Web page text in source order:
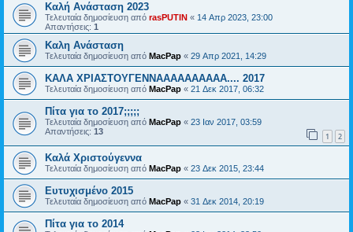
Καλή Ανάσταση 2023
Τελευταία δημοσίευση από rasPUTIN « 14 Απρ 2023, 23:00
Απαντήσεις: 1
Καλη Ανάσταση
Τελευταία δημοσίευση από MacPap « 29 Απρ 2021, 14:29
ΚΑΛΑ ΧΡΙΑΣΤΟΥΓΕΝΝΑΑΑΑΑΑΑΑΑΑ.... 2017
Τελευταία δημοσίευση από MacPap « 21 Δεκ 2017, 06:32
Πίτα για το 2017;;;;;
Τελευταία δημοσίευση από MacPap « 23 Ιαν 2017, 03:59
Απαντήσεις: 13 1 2
Καλά Χριστούγεννα
Τελευταία δημοσίευση από MacPap « 23 Δεκ 2015, 23:44
Ευτυχισμένο 2015
Τελευταία δημοσίευση από MacPap « 31 Δεκ 2014, 20:19
Πίτα για το 2014